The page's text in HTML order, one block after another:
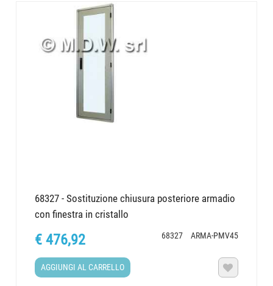
68327 - Sostituzione chiusura posteriore armadio
con finestra in cristallo
68327 ARMA-PMV45
€ 476,92
AGGIUNGI AL CARRELLO 